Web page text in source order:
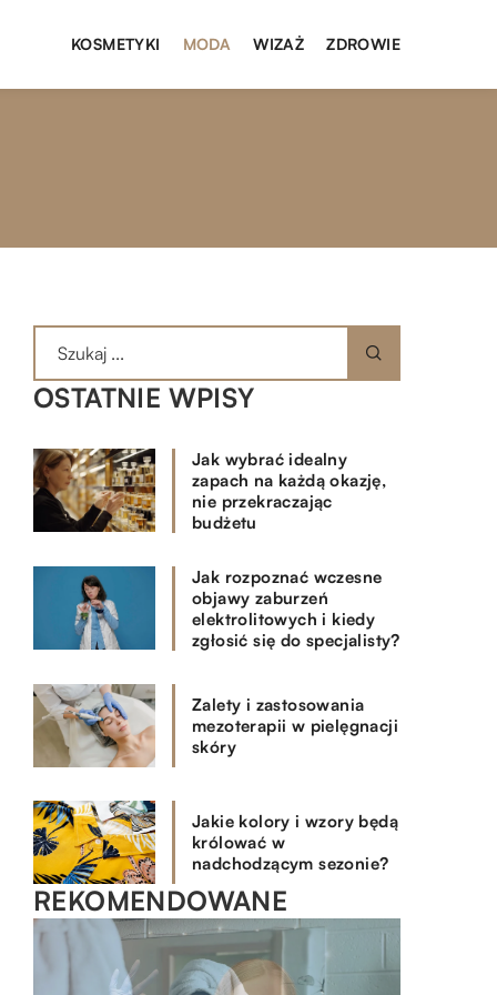
KOSMETYKI MODA WIZAŻ ZDROWIE
OSTATNIE WPISY
Jak wybrać idealny
zapach na każdą okazję,
nie przekraczając
budżetu
Jak rozpoznać wczesne
objawy zaburzeń
elektrolitowych i kiedy
zgłosić się do specjalisty?
Zalety i zastosowania
mezoterapii w pielęgnacji
skóry
Jakie kolory i wzory będą
królować w
nadchodzącym sezonie?
REKOMENDOWANE